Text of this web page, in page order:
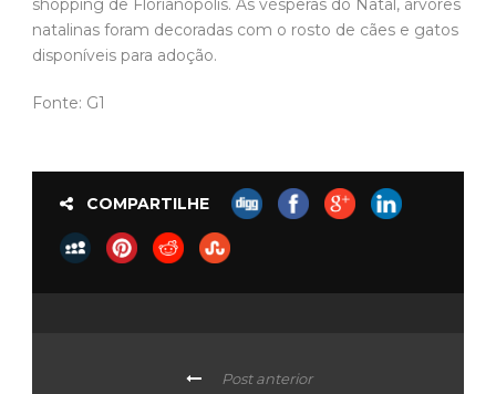
shopping de Florianópolis. Às vésperas do Natal, árvores
natalinas foram decoradas com o rosto de cães e gatos
disponíveis para adoção.
Fonte: G1
COMPARTILHE
Post anterior